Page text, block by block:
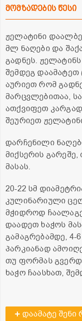
მომზადების წესი
ჟელატინი
მლ ნაღები და
გადნეს.
შემდეგ
აურიეთ რომ
მარცვლებითაა,
ათქვიფეთ
შეურიეთ
დარჩენილი
მიქსერის
მასას.
20-22 სმ
კულინარიული
მჭიდროდ
დაადეთ ხაჭოს
გამაგრებამდე, 4-
პარკიანად
თუ ფორმას
ხაჭო ჩაასხათ,
დაამატე შენი